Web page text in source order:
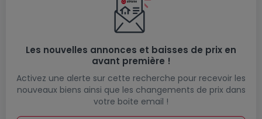
Les nouvelles annonces et baisses de prix en
avant première !
Activez une alerte sur cette recherche pour recevoir les
nouveaux biens ainsi que les changements de prix dans
votre boite email !